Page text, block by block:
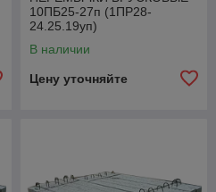
10ПБ25-27п (1ПР28-
24.25.19уп)
В наличии
Цену уточняйте